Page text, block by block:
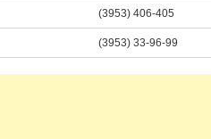
(3953) 406-405
(3953) 33-96-99